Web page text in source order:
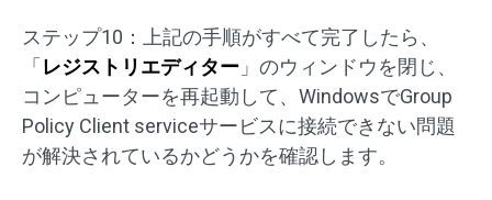
ステップ10：上記の手順がすべて完了したら、
「 レジストリエディター 」のウィンドウを閉じ、
コンピューターを再起動して、WindowsでGroup
Policy Client serviceサービスに接続できない問題
が解決されているかどうかを確認します。